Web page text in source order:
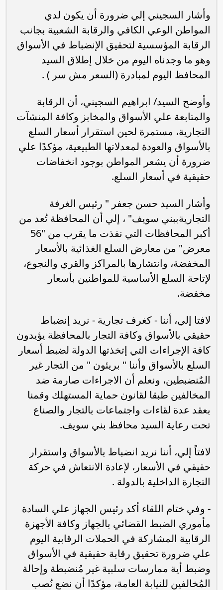
وأشار السجيني إلي ضرورة أن يكون لدي
المواطن الوعي الكافي والرقابة الشعبية بجانب
الرقابة المؤسسية لتحقيق الإنضباط في الأسواق
وهو ما وجدناه اليوم من خلال إطلاق السيد
المحافظ اليوم لمبادرة (السعر مش سر ) .
وأوضح السيد/ ابراهيم السجيني، أن الرقابة
والمتابعة علي الأسواق والمخابز وكافة المنشآت
التجارية، مستمرة لحين استقرار أسعار السلع
بالأسواق والعودة لمعدلاتها الطبيعية، مؤكدًا علي
ضرورة أن يشعر المواطن بوجود انخفاضات
حقيقية في أسعار السلع.
وأشار السيد حسن جعفر " رئيس الغرفة
التجاريةببني سويف" ، إلي أن المحافظة تُعد من
أكبر المحافظات التي نفذت ما يقرب من "56
معرض" من معارض السلع الغذائية بالأسعار
المخفضة، وانتشارها بالمراكز والقري والنجوع،
لإتاحة السلع الأساسية للمواطنين بأسعار
مخفضة.
لافتا إلي، أننا - كغرف تجارية - نريد إنضباط
حقيقي بالأسواق وكافة التجار بالمحافظة يؤيدون
كافة الإجراءات التي إتخذتها الدولة لضبط أسعار
السلع بالأسواق وأننا " بريئون " من التجار غير
المٌنضبطين، ونعلم أن الاجراءات صارمة ضد
المخالفين طبقا لقانون حماية المستهلك وقمنا
بعقد عدة لقاءات واجتماعات بالتجار والصناع
تحت رعاية السيد محافظ بني سويف.
لافتاً إلي، أننا نريد انضباط بالأسواق واستقرار
حقيقي في الأسعار، لإعادة الانتعاش في حركة
التجارة الداخلية بالدولة .
- وفي ختام اللقاء أكد رئيس الجهاز علي السادة
مأموري الضبط القضائي بالجهاز وكافة الأجهزة
الرقابية المشاركة في الحملات الرقابية اليوم
علي ضرورة تحقيق رقابة حقيقية في الأسواق
وضبط أية ممارسات سلبية غير مُنضبطة وإحالة
المُخالفين للنيابة العامة، مؤكدًا أن نضع نُصب